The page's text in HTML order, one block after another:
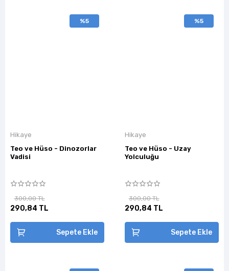
%5
Hikaye
Teo ve Hüso - Dinozorlar
Vadisi
300,00 TL
290,84 TL
Sepete Ekle
%5
Hikaye
Teo ve Hüso - Uzay
Yolculuğu
300,00 TL
290,84 TL
Sepete Ekle